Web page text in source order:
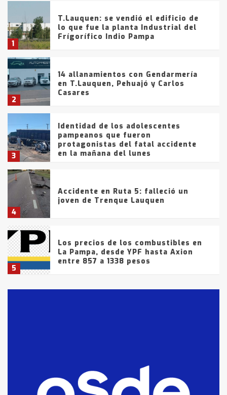
1
T.Lauquen: se vendió el edificio de
lo que fue la planta Industrial del
Frígorífico Indio Pampa
2
14 allanamientos con Gendarmería
en T.Lauquen, Pehuajó y Carlos
Casares
3
Identidad de los adolescentes
pampeanos que fueron
protagonistas del fatal accidente
en la mañana del lunes
4
Accidente en Ruta 5: falleció un
joven de Trenque Lauquen
5
Los precios de los combustibles en
La Pampa, desde YPF hasta Axion
entre 857 a 1338 pesos
fueron detenidos por
comercialización de drogas en la
tarde del sábado